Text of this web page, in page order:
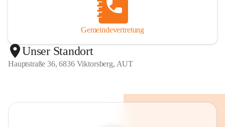
Gemeindevertretung
Unser Standort
Hauptstraße 36, 6836 Viktorsberg, AUT